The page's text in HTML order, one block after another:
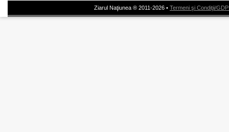
Ziarul Naţiunea ® 2011-2026 • Termeni şi Condiţii/